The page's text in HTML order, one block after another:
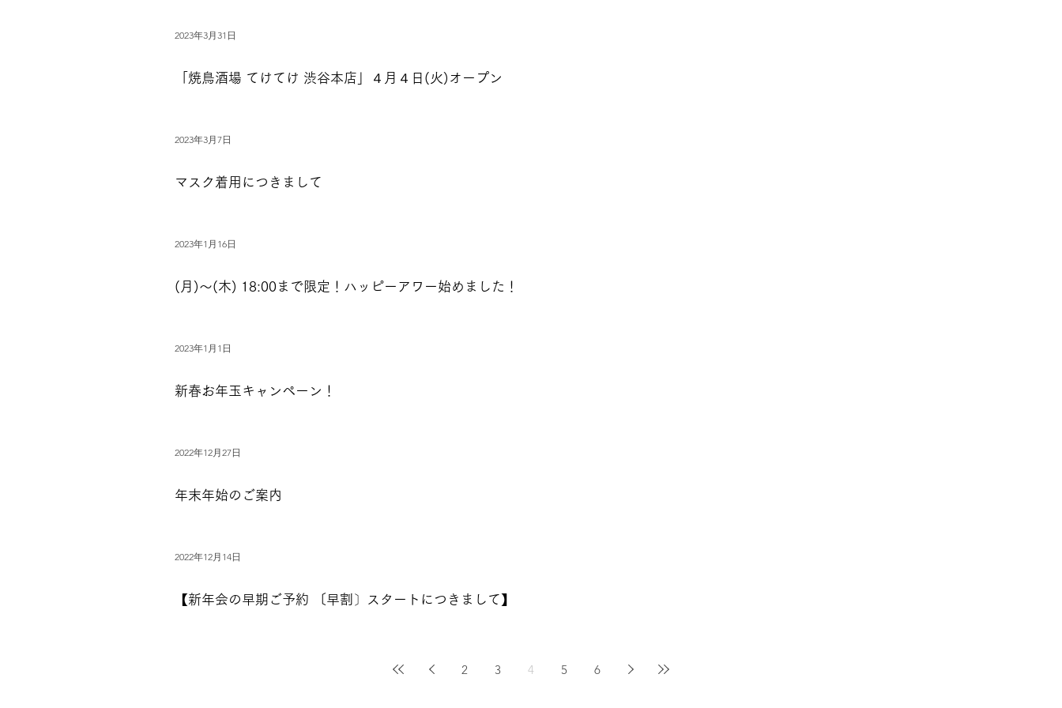
「焼鳥酒場 てけてけ 渋谷本店」４月４日(火)オープン
2023年3月31日
マスク着用につきまして
2023年3月7日
(月)～(木) 18:00まで限定！ハッピーアワー始めました！
2023年1月16日
新春お年玉キャンペーン！
2023年1月1日
年末年始のご案内
2022年12月27日
【新年会の早期ご予約 〔早割〕スタートにつきまして】
2022年12月14日
2 3 4 5 6